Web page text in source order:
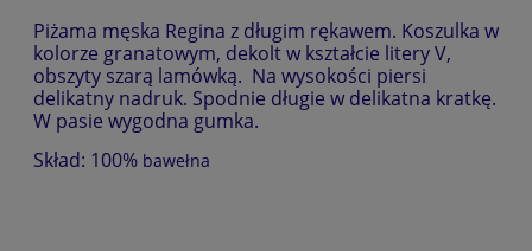
Piżama męska Regina z długim rękawem. Koszulka w
kolorze granatowym, dekolt w kształcie litery V,
obszyty szarą lamówką. Na wysokości piersi
delikatny nadruk. Spodnie długie w delikatna kratkę.
W pasie wygodna gumka.
Skład: 100% bawełna